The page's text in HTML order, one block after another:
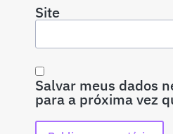
Site
Salvar meus dados
para a próxima vez